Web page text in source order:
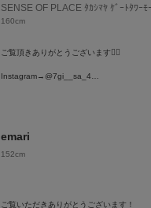
SENSE OF PLACE ﾀｶｼﾏﾔ ｹﾞｰﾄﾀﾜｰﾓ
160cm
ご覧頂きありがとうございます🙇‍♀️
Instagram→@7gi__sa_4
「コンプレックスをお洒落に…！」を目標
ぜひ、フォローとお気に入りお願い致しま
bottoms▶︎L.free
emari
152cm
ご覧いただきありがとうございます！